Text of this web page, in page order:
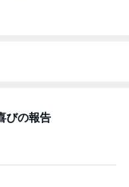
びの報告